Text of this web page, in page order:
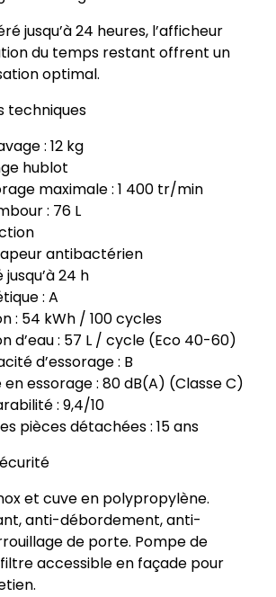
jusqu’à 24 heures, l’afficheur
du temps restant offrent un
optimal.
techniques
: 12 kg
hublot
maximale : 1 400 tr/min
: 76 L
antibactérien
24 h
: A
: 54 kWh / 100 cycles
d’eau : 57 L / cycle (Eco 40-60)
d’essorage : B
en essorage : 80 dB(A) (Classe C)
: 9,4/10
pièces détachées : 15 ans
et cuve en polypropylène.
anti-débordement, anti-
de porte. Pompe de
accessible en façade pour